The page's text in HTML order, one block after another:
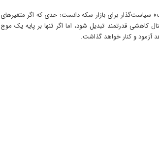
سیاست‌گذار برای بازار سکه دانست؛ حدی که اگر متغیرهای
کاهشی قدرتمند تبدیل شود، اما اگر تنها بر پایه یک موج
آزمود و کنار خواهد گذاشت.